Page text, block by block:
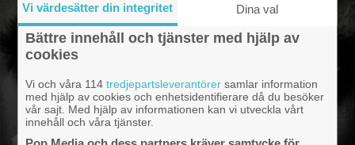
Vi värdesätter din integritet Dina val
Bättre innehåll och tjänster med hjälp av
cookies
Vi och våra 114tredjepartsleverantörer samlar information
med hjälp av cookies och enhetsidentifierare då du besöker
vår sajt. Med hjälp av informationen kan vi utveckla vårt
innehåll och våra tjänster.